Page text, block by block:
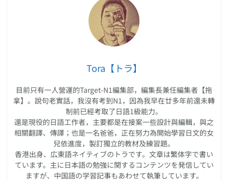
Tora【トラ】
目前只有一人營運的Target-N1編集部，編集長兼任編集者【拖
拿】。說句老實話，我沒有考到N1，因為我早在廿多年前還未轉
制前已經考取了日語1級能力。
還是現役的日語工作者，主要都是在接案一些設計與編輯，與之
相關翻譯、傳譯；也是一名爸爸，正在努力為開始學習日文的女
兒依進度，製訂獨立的教材及練習題。
香港出身、広東語ネイティブのトラです。文章は繁体字で書い
ています。主に日本語の勉強に関するコンテンツを発信してい
ますが、中国語の学習記事もあわせて執筆しています。